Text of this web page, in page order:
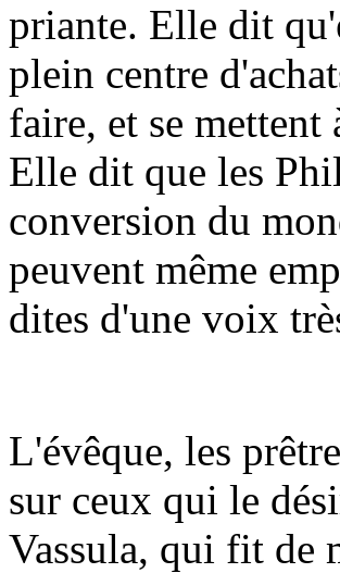
priante. Elle dit
plein centre
faire, et se
Elle dit que les
conversion du
peuvent même
dites d'une voix
L'évêque, les
sur ceux qui le
Vassula, qui fit de